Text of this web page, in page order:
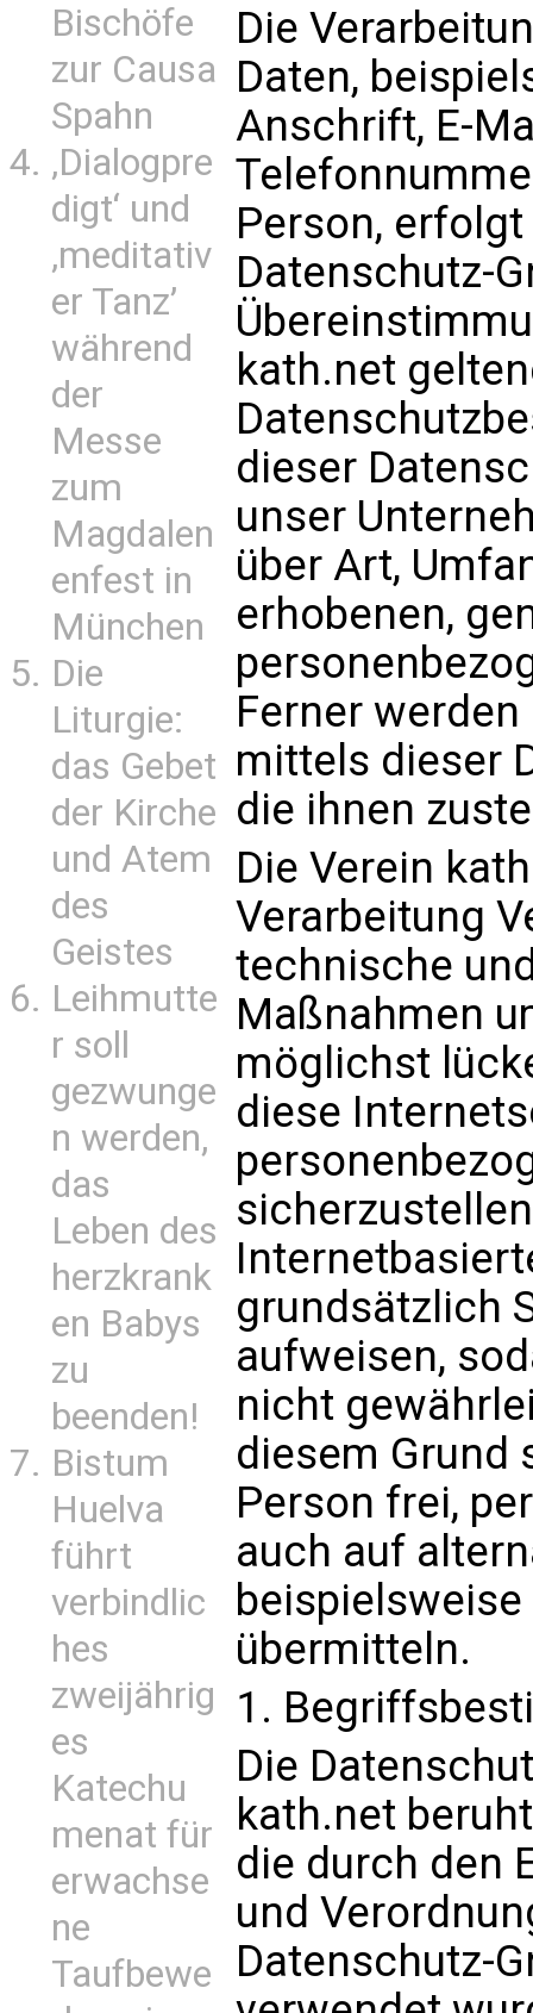
Bischöfe
zur Causa
Spahn
‚Dialogpre
digt‘ und
‚meditativ
er Tanz’
während
der
Messe
zum
Magdalen
enfest in
München
Die
Liturgie:
das Gebet
der Kirche
und Atem
des
Geistes
Leihmutte
r soll
gezwunge
n werden,
das
Leben des
herzkrank
en Babys
zu
beenden!
Bistum
Huelva
führt
verbindlic
hes
zweijährig
es
Katechu
menat für
erwachse
ne
Taufbewe
Die
Daten,
Anschrift, E-
Person,
Datenschutz-
kath.net
dieser
unser
über Art,
erhobenen,
Ferner
mittels dieser
die ihnen
Die Verein
Verarbeitung
technische
Maßnahmen
möglichst
diese
grundsätzlich
aufweisen,
nicht
diesem Grund
Person frei,
auch auf
übermitteln.
1.
Die
kath.net
die durch den
und
Datenschutz-